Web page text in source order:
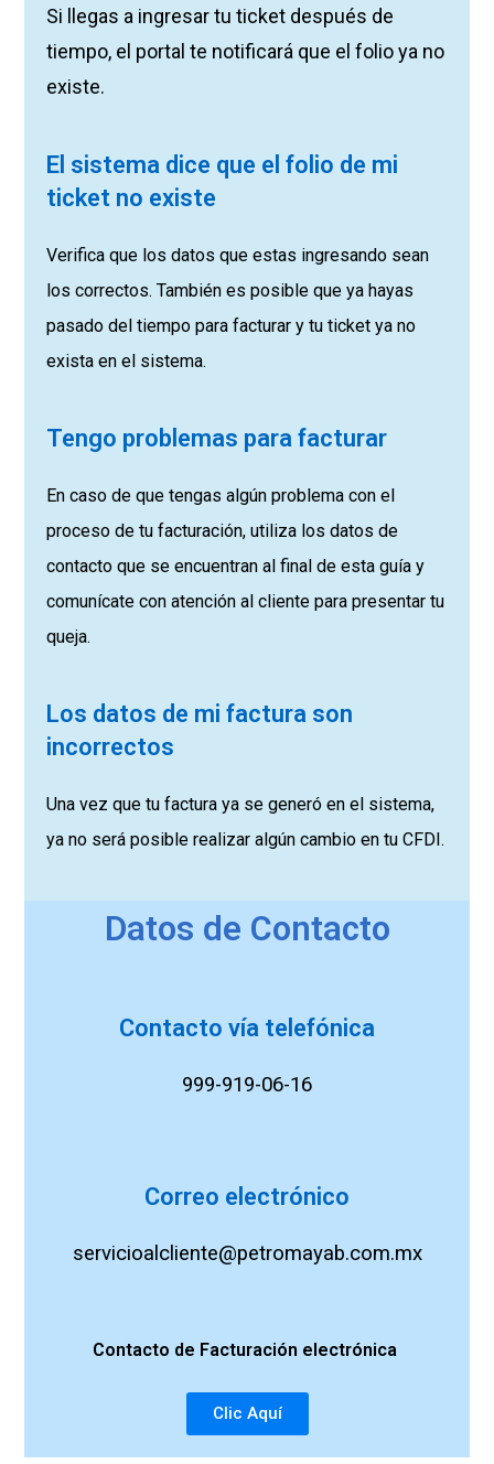
Si llegas a ingresar tu ticket después de
tiempo, el portal te notificará que el folio ya no
existe.
El sistema dice que el folio de mi
ticket no existe
Verifica que los datos que estas ingresando sean
los correctos. También es posible que ya hayas
pasado del tiempo para facturar y tu ticket ya no
exista en el sistema.
Tengo problemas para facturar
En caso de que tengas algún problema con el
proceso de tu facturación, utiliza los datos de
contacto que se encuentran al final de esta guía y
comunícate con atención al cliente para presentar tu
queja.
Los datos de mi factura son
incorrectos
Una vez que tu factura ya se generó en el sistema,
ya no será posible realizar algún cambio en tu CFDI.
Datos de Contacto
Contacto vía telefónica
999-919-06-16
Correo electrónico
servicioalcliente@petromayab.com.mx
Contacto de Facturación electrónica
Clic Aquí